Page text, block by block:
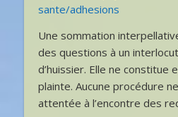
sante/adhesions
Une sommation
des questions à un
d’huissier. Elle ne constitue
plainte. Aucune procédure
attentée à l’encontre des